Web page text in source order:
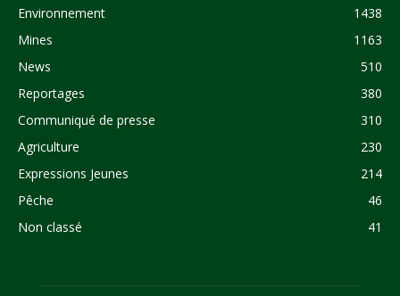
Environnement
1438
Mines
1163
News
510
Reportages
380
Communiqué de presse
310
Agriculture
230
Expressions Jeunes
214
Pêche
46
Non classé
41